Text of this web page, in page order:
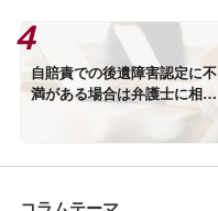
自賠責での後遺障害認定に不
満がある場合は弁護士に相談